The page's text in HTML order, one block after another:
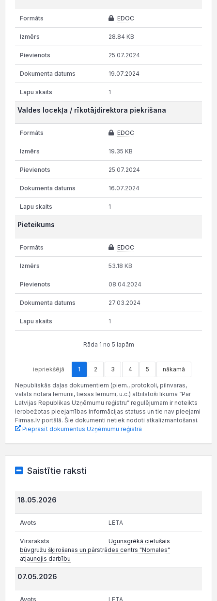
EDOC
28.84 KB
25.07.2024
19.07.2024
1
Valdes locekļa / rīkotājdirektora piekrišana
EDOC
19.35 KB
25.07.2024
16.07.2024
1
Pieteikums
EDOC
53.18 KB
08.04.2024
27.03.2024
1
Rāda 1 no 5 lapām
iepriekšējā 1 2 3 4 5 nākamā
Nepubliskās daļas dokumentiem (piem., protokoli, pilnvaras,
valsts notāra lēmumi, tiesas lēmumi, u.c.) atbilstoši likuma “Par
Latvijas Republikas Uzņēmumu reģistru” regulējumam ir noteikts
ierobežotas pieejamības informācijas statuss un tie nav pieejami
Firmas.lv portālā. Šie dokumenti netiek nodoti atkalizmantošanai.
Pieprasīt dokumentus Uzņēmumu reģistrā
Saistītie raksti
18.05.2026
LETA
Ugunsgrēkā cietušais
būvgružu šķirošanas un pārstrādes centrs "Nomales"
atjaunojis darbību
07.05.2026
LETA